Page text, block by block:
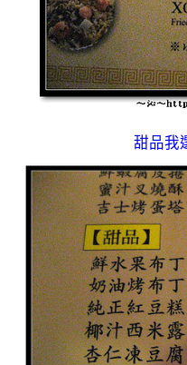
甜品我